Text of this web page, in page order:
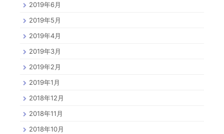
2019年6月
2019年5月
2019年4月
2019年3月
2019年2月
2019年1月
2018年12月
2018年11月
2018年10月